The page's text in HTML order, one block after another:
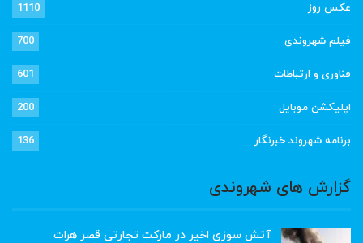
عکس روز 1110
فیلم شهروندی 700
فناوری و ارتباطات 601
اپلیکشن موبایل 200
برنامه شهروند خبرنگار 136
گزارش های شهروندی
آتش سوزی اخیر در مارکت تجارتی قصر هرات